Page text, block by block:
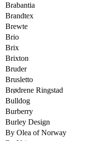
Brabantia
Brandtex
Brewte
Brio
Brix
Brixton
Bruder
Brusletto
Brødrene Ringstad
Bulldog
Burberry
Burley Design
By Olea of Norway